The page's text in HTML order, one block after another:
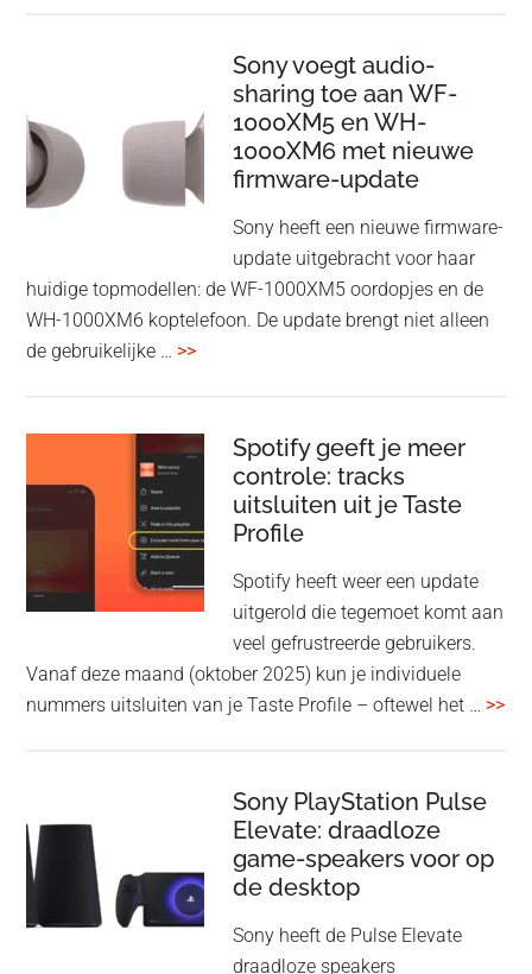
draadloos
presenteren
zonder
Wi-
Sony voegt audio-
sharing toe aan WF-
1000XM5 en WH-
1000XM6 met nieuwe
firmware-update
Sony heeft een nieuwe firmware-
update uitgebracht voor haar
huidige topmodellen: de WF-1000XM5 oordopjes en de
WH-1000XM6 koptelefoon. De update brengt niet alleen
de gebruikelijke … >>overSony
sharing
WF-
en
1000XM6
nieuwe
Spotify geeft je meer
controle: tracks
uitsluiten uit je Taste
Profile
Spotify heeft weer een update
uitgerold die tegemoet komt aan
veel gefrustreerde gebruikers.
Vanaf deze maand (oktober 2025) kun je individuele
nummers uitsluiten van je Taste Profile – oftewel het … >>
Sony PlayStation Pulse
Elevate: draadloze
game-speakers voor op
de desktop
Sony heeft de Pulse Elevate
draadloze speakers